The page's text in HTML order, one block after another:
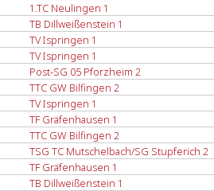
1.TC Neulingen 1
TB Dillweißenstein 1
TV Ispringen 1
TV Ispringen 1
Post-SG 05 Pforzheim 2
TTC GW Bilfingen 2
TV Ispringen 1
TF Gräfenhausen 1
TTC GW Bilfingen 2
TSG TC Mutschelbach/SG Stupferich 2
TF Gräfenhausen 1
TB Dillweißenstein 1